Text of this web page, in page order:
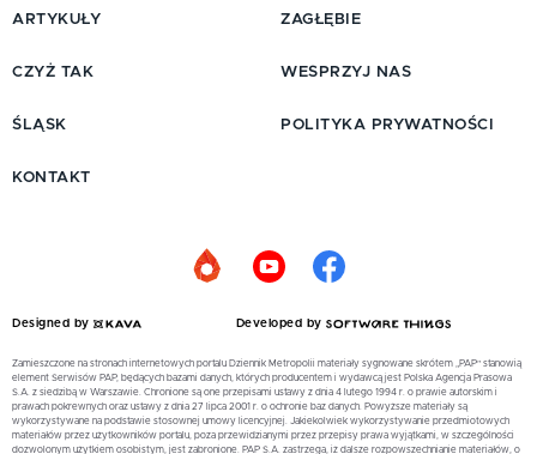
ARTYKUŁY
CZYŻ TAK
ŚLĄSK
ZAGŁĘBIE
WESPRZYJ NAS
POLITYKA PRYWATNOŚCI
KONTAKT
Designed by Developed by
Zamieszczone na stronach internetowych portalu Dziennik Metropolii materiały sygnowane skrótem „PAP” stanowią
element Serwisów PAP, będących bazami danych, których producentem i wydawcą jest Polska Agencja Prasowa
S.A. z siedzibą w Warszawie. Chronione są one przepisami ustawy z dnia 4 lutego 1994 r. o prawie autorskim i
prawach pokrewnych oraz ustawy z dnia 27 lipca 2001 r. o ochronie baz danych. Powyższe materiały są
wykorzystywane na podstawie stosownej umowy licencyjnej. Jakiekolwiek wykorzystywanie przedmiotowych
materiałów przez użytkowników portalu, poza przewidzianymi przez przepisy prawa wyjątkami, w szczególności
dozwolonym użytkiem osobistym, jest zabronione. PAP S.A. zastrzega, iż dalsze rozpowszechnianie materiałów, o